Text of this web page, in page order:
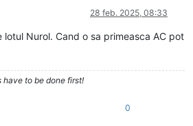
28 feb. 2025, 08:33
Nurol. Cand o sa primeasca AC pot
to be done first!
0